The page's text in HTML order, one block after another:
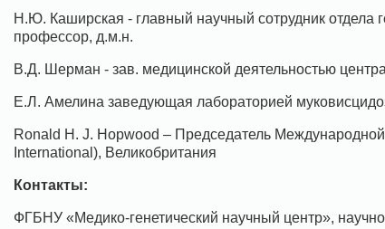
Н.Ю. Каширская - главный научный сотрудник
профессор, д.м.н.
В.Д. Шерман - зав. медицинской деятельностью
Е.Л. Амелина заведующая лабораторией
Ronald H. J. Hopwood – Председатель
International), Великобритания
Контакты:
ФГБНУ «Медико-генетический научный центр»,